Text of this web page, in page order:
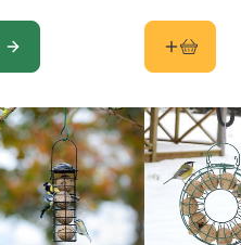
KONFIGURIEREN